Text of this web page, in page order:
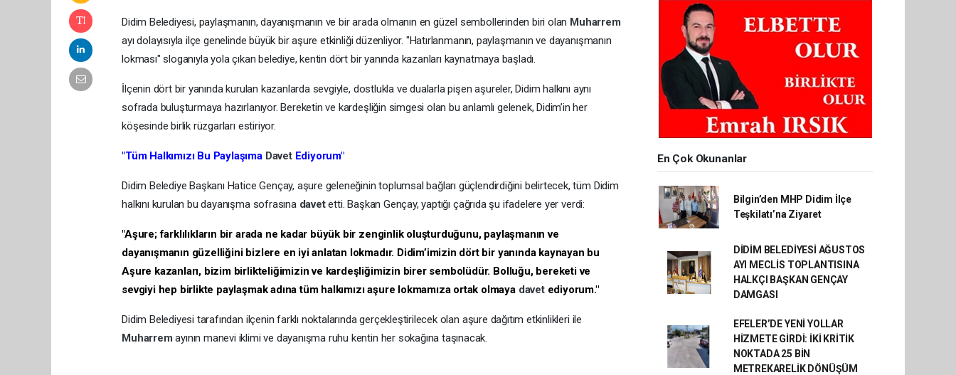
Didim Belediyesi, paylaşmanın, dayanışmanın ve bir arada olmanın en güzel sembollerinden biri olan Muharrem
ayı dolayısıyla ilçe genelinde büyük bir aşure etkinliği düzenliyor. "Hatırlanmanın, paylaşmanın ve dayanışmanın
lokması" sloganıyla yola çıkan belediye, kentin dört bir yanında kazanları kaynatmaya başladı.
​İlçenin dört bir yanında kurulan kazanlarda sevgiyle, dostlukla ve dualarla pişen aşureler, Didim halkını aynı
sofrada buluşturmaya hazırlanıyor. Bereketin ve kardeşliğin simgesi olan bu anlamlı gelenek, Didim’in her
köşesinde birlik rüzgarları estiriyor.
​"Tüm Halkımızı Bu Paylaşıma Davet Ediyorum"
​Didim Belediye Başkanı Hatice Gençay, aşure geleneğinin toplumsal bağları güçlendirdiğini belirtecek, tüm Didim
halkını kurulan bu dayanışma sofrasına davetetti. Başkan Gençay, yaptığı çağrıda şu ifadelere yer verdi:
​"Aşure; farklılıkların bir arada ne kadar büyük bir zenginlik oluşturduğunu, paylaşmanın ve
dayanışmanın güzelliğini bizlere en iyi anlatan lokmadır. Didim’imizin dört bir yanında kaynayan bu
Aşure kazanları, bizim birlikteliğimizin ve kardeşliğimizin birer sembolüdür. Bolluğu, bereketi ve
sevgiyi hep birlikte paylaşmak adına tüm halkımızı aşure lokmamıza ortak olmaya davet ediyorum."
​Didim Belediyesi tarafından ilçenin farklı noktalarında gerçekleştirilecek olan aşure dağıtım etkinlikleri ile
Muharremayının manevi iklimi ve dayanışma ruhu kentin her sokağına taşınacak.
En Çok Okunanlar
Bilgin’den MHP Didim İlçe
Teşkilatı’na Ziyaret
DİDİM BELEDİYESİ AĞUSTOS
AYI MECLİS TOPLANTISINA
HALKÇI BAŞKAN GENÇAY
DAMGASI
EFELER’DE YENİ YOLLAR
HİZMETE GİRDİ: İKİ KRİTİK
NOKTADA 25 BİN
METREKARELİK DÖNÜŞÜM